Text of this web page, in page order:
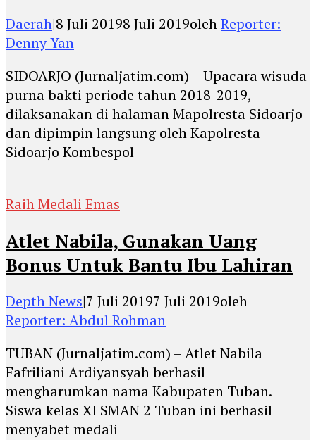
Daerah|8 Juli 20198 Juli 2019olehReporter:
Denny Yan
SIDOARJO (Jurnaljatim.com) – Upacara wisuda
purna bakti periode tahun 2018-2019,
dilaksanakan di halaman Mapolresta Sidoarjo
dan dipimpin langsung oleh Kapolresta
Sidoarjo Kombespol
Raih Medali Emas
Atlet Nabila, Gunakan Uang
Bonus Untuk Bantu Ibu Lahiran
Depth News|7 Juli 20197 Juli 2019oleh
Reporter: Abdul Rohman
TUBAN (Jurnaljatim.com) – Atlet Nabila
Fafriliani Ardiyansyah berhasil
mengharumkan nama Kabupaten Tuban.
Siswa kelas XI SMAN 2 Tuban ini berhasil
menyabet medali